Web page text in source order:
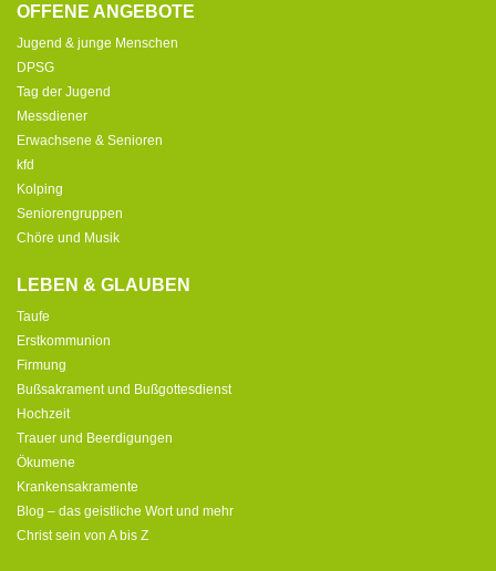
OFFENE ANGEBOTE
Jugend & junge Menschen
DPSG
Tag der Jugend
Messdiener
Erwachsene & Senioren
kfd
Kolping
Seniorengruppen
Chöre und Musik
LEBEN & GLAUBEN
Taufe
Erstkommunion
Firmung
Bußsakrament und Bußgottesdienst
Hochzeit
Trauer und Beerdigungen
Ökumene
Krankensakramente
Blog – das geistliche Wort und mehr
Christ sein von A bis Z